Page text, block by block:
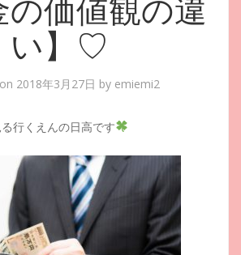
の価値観の違
い】♡
2018年3月27日 by emiemi2
行くえんの日高です